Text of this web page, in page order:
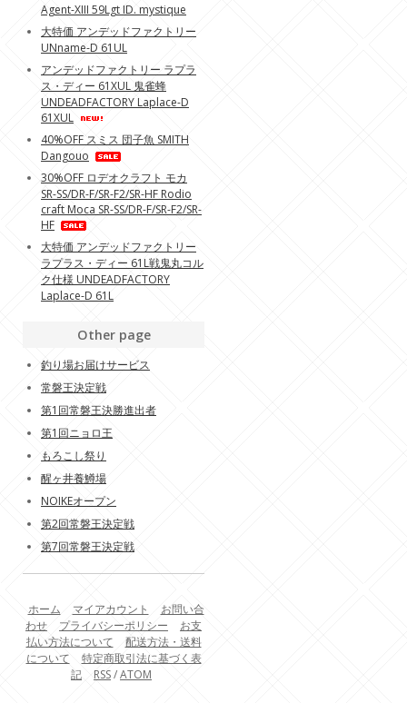
Agent-XIII 59Lgt ID. mystique
大特価 アンデッドファクトリー
UNname-D 61UL
アンデッドファクトリー ラプラ
ス・ディー 61XUL 鬼雀蜂
UNDEADFACTORY Laplace-D
61XUL
40%OFF スミス 団子魚 SMITH
Dangouo
30%OFF ロデオクラフト モカ
SR-SS/DR-F/SR-F2/SR-HF Rodio
craft Moca SR-SS/DR-F/SR-F2/SR-
HF
大特価 アンデッドファクトリー
ラプラス・ディー 61L戦鬼丸コル
ク仕様 UNDEADFACTORY
Laplace-D 61L
Other page
釣り場お届けサービス
常磐王決定戦
第1回常磐王決勝進出者
第1回ニョロ王
もろこし祭り
醒ヶ井養鱒場
NOIKEオープン
第2回常磐王決定戦
第7回常磐王決定戦
ホーム マイアカウント
お問い合
わせ
プライバシーポリシー
お支
払い方法について
配送方法・送料
について
特定商取引法に基づく表
記
RSS/ATOM